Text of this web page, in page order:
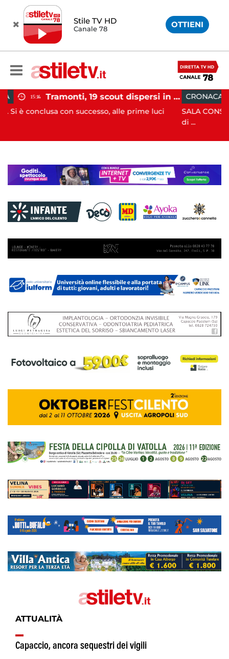
Stile TV HD
Canale 78 OTTIENI
Tramonti, 19 scout dispersi in montagna salvati dai vigili del fuoco
alle prime luci
CRONACA 12:41
SALA CONSILINA. Si ritrovano
ATTUALITÀ
Capaccio, ancora sequestri dei vigili